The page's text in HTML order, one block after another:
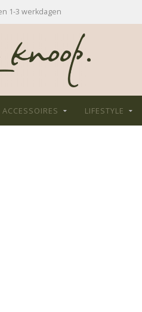
1-3 werkdagen
ACCESSOIRES LIFESTYLE